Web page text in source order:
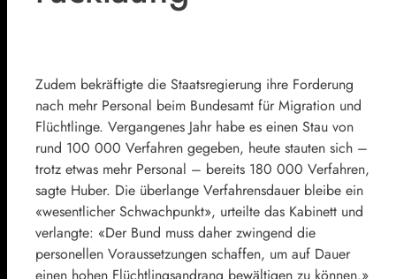
Zudem bekräftigte die Staatsregierung ihre Forderung
nach mehr Personal beim Bundesamt für Migration und
Flüchtlinge. Vergangenes Jahr habe es einen Stau von
rund 100 000 Verfahren gegeben, heute stauten sich –
trotz etwas mehr Personal – bereits 180 000 Verfahren,
sagte Huber. Die überlange Verfahrensdauer bleibe ein
«wesentlicher Schwachpunkt», urteilte das Kabinett und
verlangte: «Der Bund muss daher zwingend die
personellen Voraussetzungen schaffen, um auf Dauer